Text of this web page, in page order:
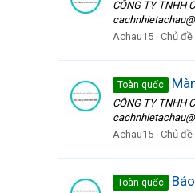
CÔNG TY TNHH
Achau15 Chủ đề
Toàn quốc
CÔNG TY TNHH
Achau15 Chủ đề
Toàn quốc